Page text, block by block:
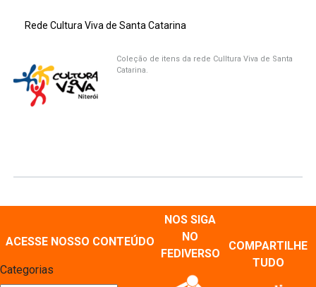
Rede Cultura Viva de Santa Catarina
Coleção de itens da rede Culltura Viva de Santa
Catarina.
ACESSE NOSSO CONTEÚDO
Categorias
NOS SIGA
NO
FEDIVERSO
COMPARTILHE
TUDO